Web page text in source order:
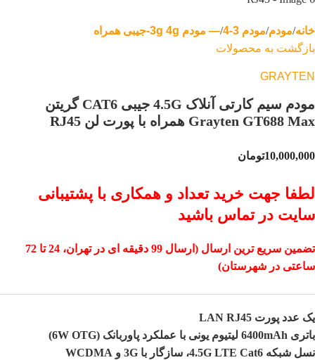
خانه مودم مودم 3-4
— مودم 3g 4g-جیبی همراه
بازگشت به محصولات
GRAYTEN
مودم سیم کارتی آنلاک 4.5G جیبی CAT6 گریتن
Grayten GT688 Max همراه با پورت لن RJ45
10,000,000تومان
لطفا جهت خرید تعداد و همکاری با پشتیبانی
سایت در تماس باشید
تضمین سریع ترین ارسال (ارسال 99 دقیقه ای در تهران، 24 تا 72
ساعتی در شهرستان)
یک عدد پورت LAN RJ45
باتری 6400mAh لیتیوم یونی با عملکرد پاوربانک (6W OTG)
نسل شبکه 4.5G LTE Cat6، سازگار با 3G و WCDMA